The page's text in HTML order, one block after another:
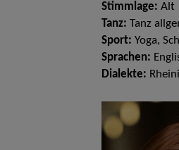
Stimmlage: Alt
Tanz: Tanz
Sport: Yoga,
Sprachen:
Dialekte: